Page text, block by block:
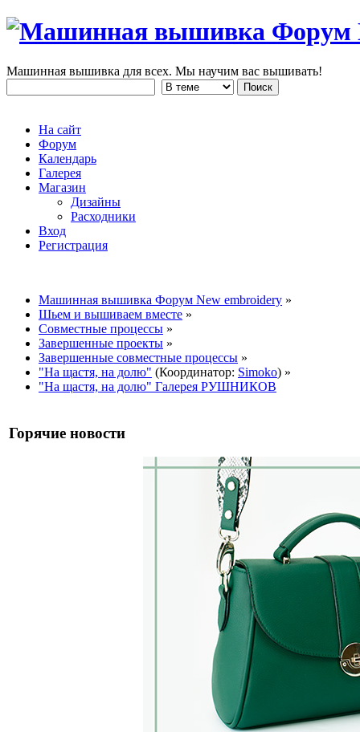
Машинная вышивка для всех. Мы научим вас вышивать!
На сайт
Форум
Календарь
Галерея
Магазин
Дизайны
Расходники
Вход
Регистрация
Машинная вышивка Форум New embroidery »
Шьем и вышиваем вместе »
Совместные процессы »
Завершенные проекты »
Завершенные совместные процессы »
"На щастя, на долю" (Координатор: Simoko) »
"На щастя, на долю" Галерея РУШНИКОВ
Горячие новости